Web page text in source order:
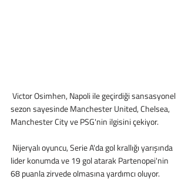
sezon sayesinde Manchester United, Chelsea,
Manchester City ve PSG'nin ilgisini çekiyor.
lider konumda ve 19 gol atarak Partenopei'nin
68 puanla zirvede olmasına yardımcı oluyor.